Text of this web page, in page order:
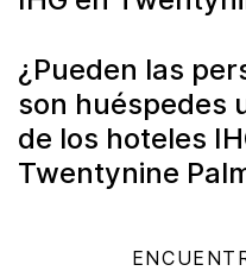
¿Pueden las
son huéspedes
de los hoteles
Twentynine